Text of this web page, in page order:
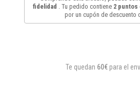
fidelidad
. Tu pedido contiene 2 puntos
por un cupón de descuento
Te quedan 60€ para el